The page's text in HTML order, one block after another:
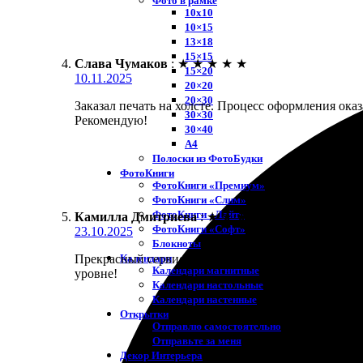
10х10
10×15
13×18
15×15
15×20
20×20
20×30
30×30
30×40
A4
Полоски из ФотоБудки
ФотоКниги
ФотоКниги «Премиум»
ФотоКниги «Слим»
ФотоКниги «Лайт»
ФотоКниги «Софт»
Блокноты
Календари
Календари магнитные
Календари настольные
Календари настенные
Открытки
Отправлю самостоятельно
Отправьте за меня
Декор Интерьера
Слава Чумаков : ★ ★ ★ ★ ★
10.11.2025
Заказал печать на холсте. Процесс оформления
Рекомендую!
Камилла Дмитриева : ★ ★ ★
23.10.2025
Прекрасный сервис! Заказала печать на холсте,
уровне!